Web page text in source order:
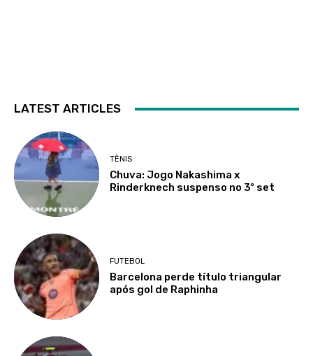
LATEST ARTICLES
TÊNIS
Chuva: Jogo Nakashima x
Rinderknech suspenso no 3º set
FUTEBOL
Barcelona perde título triangular
após gol de Raphinha